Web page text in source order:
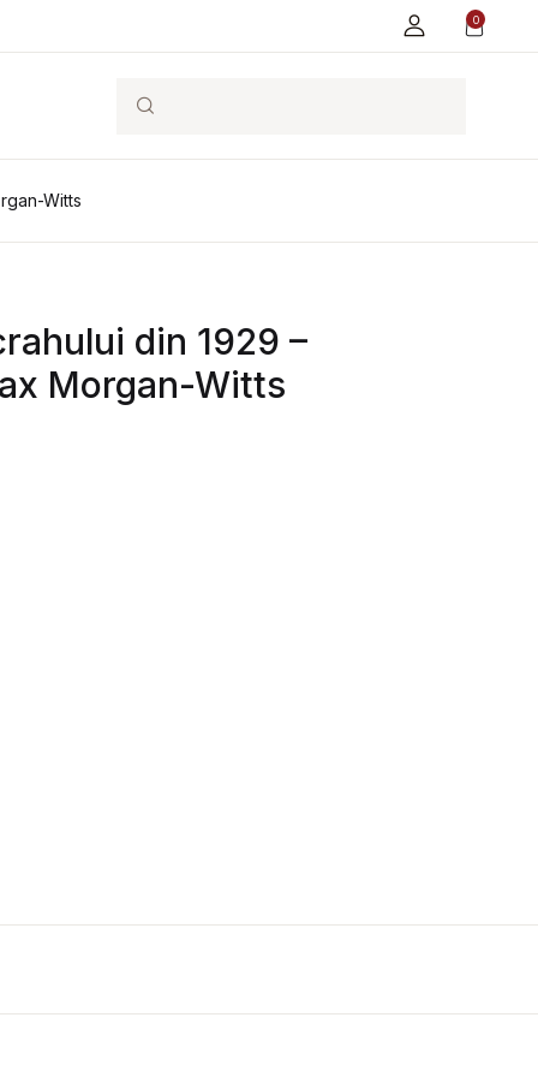
0
Search
Witts
din 1929 –
Morgan-Witts